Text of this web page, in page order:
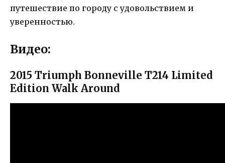
путешествие по городу с удовольствием и
уверенностью.
Видео:
2015 Triumph Bonneville T214 Limited
Edition Walk Around